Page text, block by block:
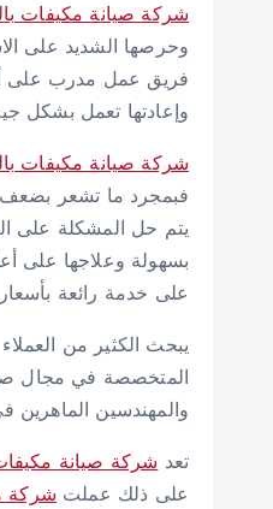
شركة صيانة مكيفات
وحرصها الشديد على
فريق عمل مدرب على
وإعادتها تعمل بشكل
شركة صيانة مكيفات
فبمجرد ما تشعر
يتم حل المشكلة على
بسهولة وعلاجها على
على خدمة رائعة
يبحث الكثير من
المتخصصة في مجال
والمهندسين
تعد شركة صيانة
على ذلك عملت شركة